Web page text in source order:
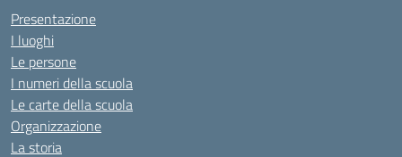
Presentazione
I luoghi
Le persone
I numeri della scuola
Le carte della scuola
Organizzazione
La storia